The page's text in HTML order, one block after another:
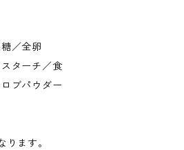
／全卵
ターチ／食
ブパウダー
ます。